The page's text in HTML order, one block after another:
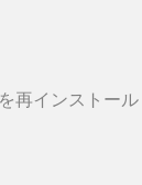
再インストール